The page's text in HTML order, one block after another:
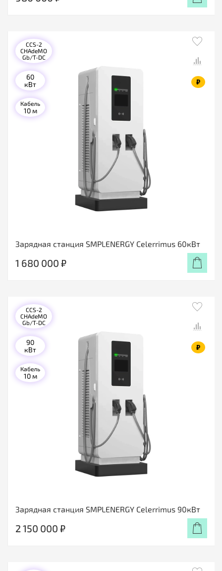
Зарядная станция SMPLENERGY Celerrimus 60кВт
₽
CCS-2
CHAdeMO
Gb/T-DC
60
кВт
Кабель
10 м
1 680 000 ₽
Зарядная станция SMPLENERGY Celerrimus 90кВт
₽
CCS-2
CHAdeMO
Gb/T-DC
90
кВт
Кабель
10 м
2 150 000 ₽